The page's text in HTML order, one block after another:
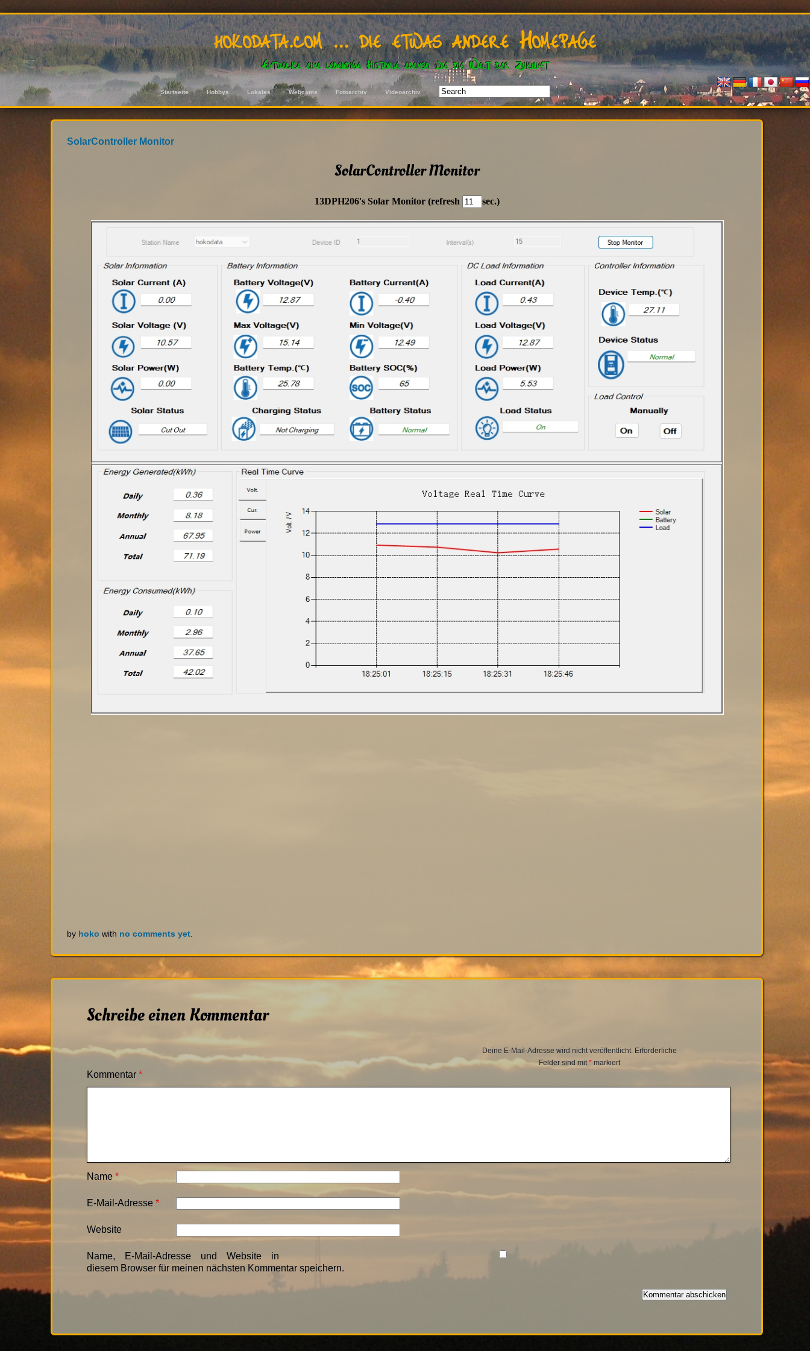
hokodata.com … die etwas andere Homepage
Entdecke eine lebendige Historie ebenso wie die Welt der Zukunft
Startseite Hobbys Lokales Webcams Fotoarchiv Videoarchiv
Gefallen Dir Hoko's Webseiten ? Bitte benutze den "FEEDBACK"
SolarController Monitor
SolarController Monitor
by hoko with no comments yet.
Schreibe einen Kommentar
Deine E-Mail-Adresse wird nicht veröffentlicht. Erforderliche
Felder sind mit* markiert
Kommentar*
Name*
E-Mail-Adresse*
Website
Name, E-Mail-Adresse und Website in
diesem Browser für meinen nächsten Kommentar speichern.